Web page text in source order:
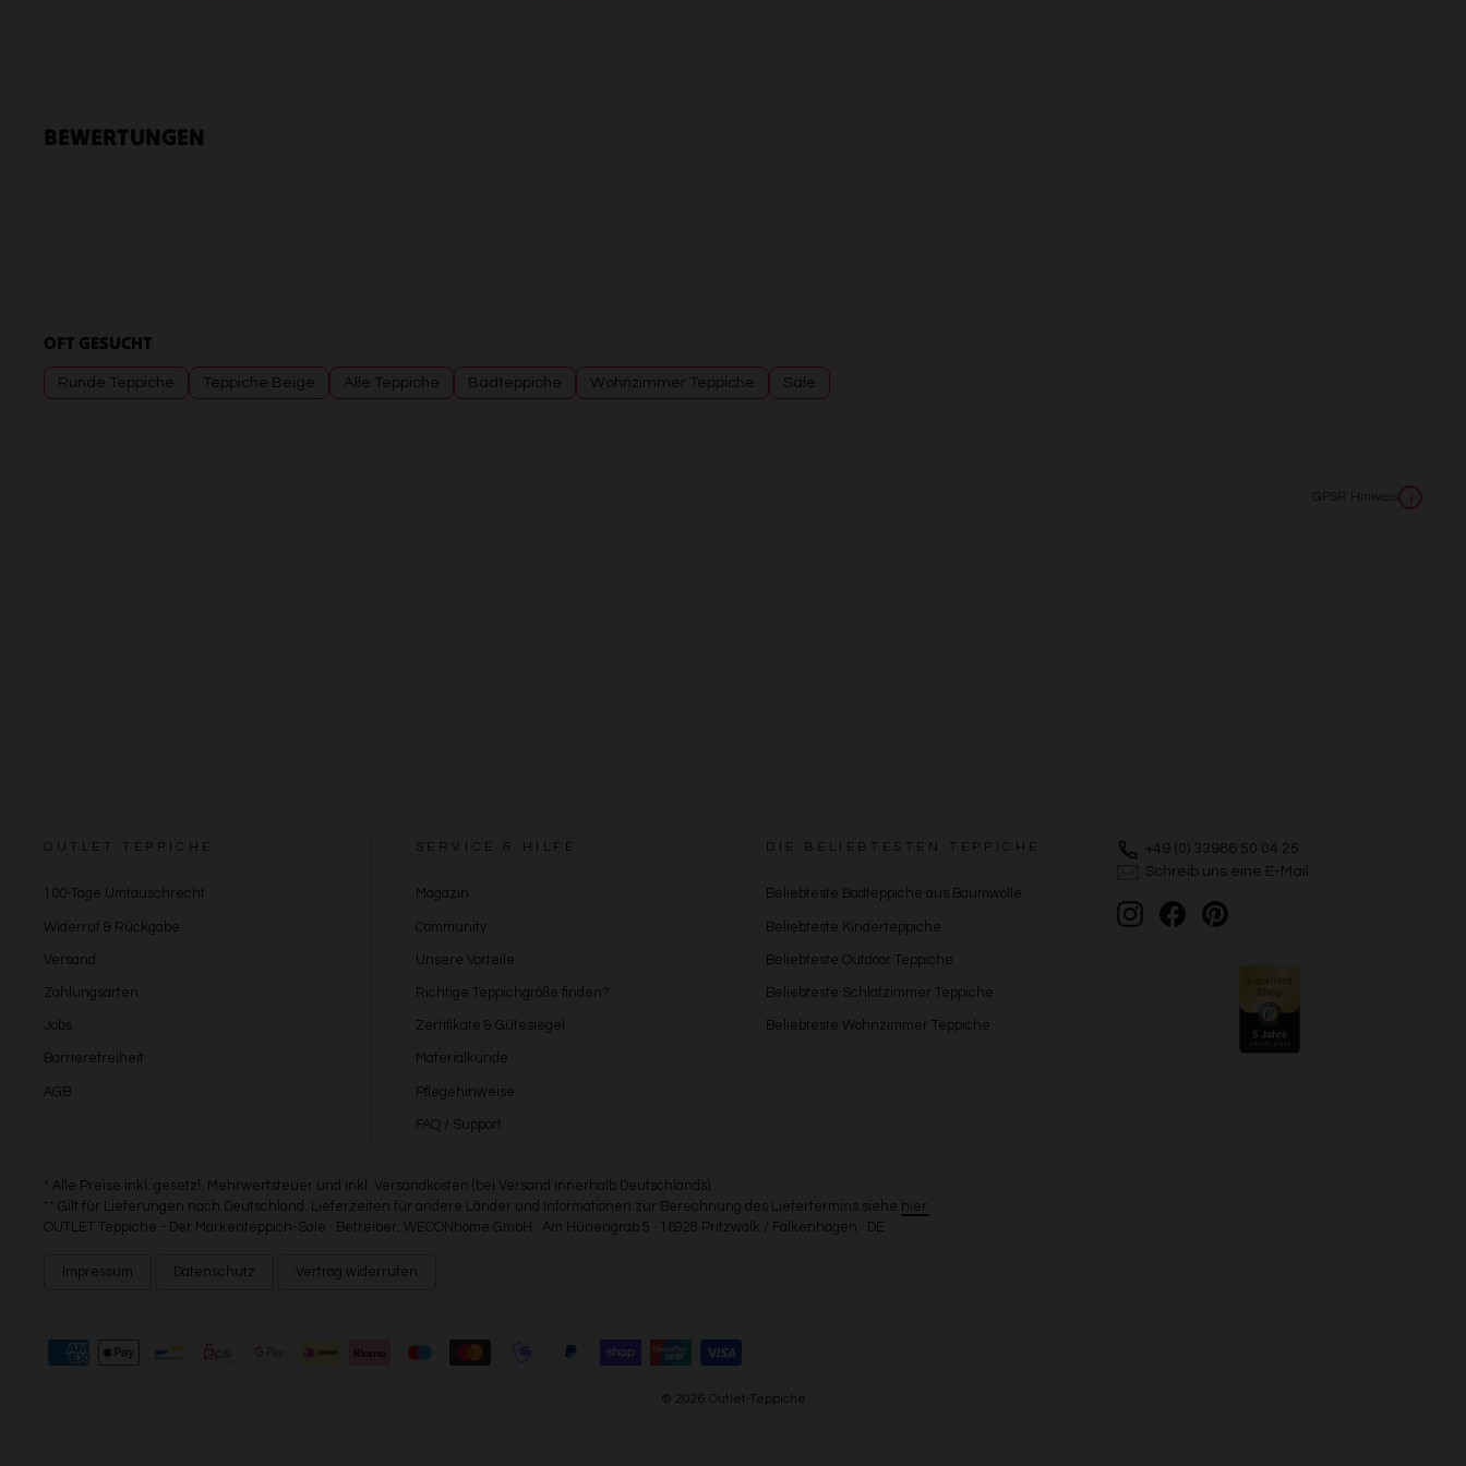
BEWERTUNGEN
OFT GESUCHT
Runde Teppiche Teppiche Beige Alle Teppiche Badteppiche Wohnzimmer Teppiche Sale
GPSR Hinweis i
OUTLET TEPPICHE
100-Tage Umtauschrecht
Widerruf & Rückgabe
Versand
Zahlungsarten
Jobs
Barrierefreiheit
AGB
SERVICE & HILFE
Magazin
Community
Unsere Vorteile
Richtige Teppichgröße finden?
Zertifikate & Gütesiegel
Materialkunde
Pflegehinweise
FAQ / Support
DIE BELIEBTESTEN TEPPICHE
Beliebteste Badteppiche aus Baumwolle
Beliebteste Kinderteppiche
Beliebteste Outdoor Teppiche
Beliebteste Schlafzimmer Teppiche
Beliebteste Wohnzimmer Teppiche
+49 (0) 33986 50 04 25
Schreib uns eine E-Mail
Instagram
FacebookPinterest
* Alle Preise inkl. gesetzl. Mehrwertsteuer und inkl. Versandkosten (bei Versand innerhalb Deutschlands).
** Gilt für Lieferungen nach Deutschland. Lieferzeiten für andere Länder und Informationen zur Berechnung des Liefertermins siehe hier.
OUTLET Teppiche - Der Markenteppich-Sale · Betreiber: WECONhome GmbH · Am Hünengrab 5 · 16928 Pritzwalk / Falkenhagen · DE
Impressum Datenschutz Vertrag widerrufen
© 2026 Outlet-Teppiche